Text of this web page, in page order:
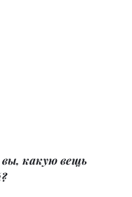
какую вещь